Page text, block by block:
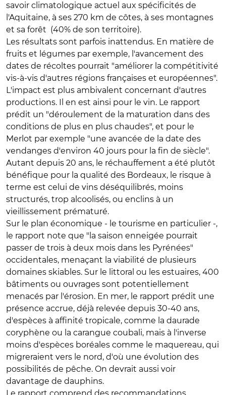
savoir climatologique actuel aux spécificités de
l'Aquitaine, à ses 270 km de côtes, à ses montagnes
et sa forêt (40% de son territoire).
Les résultats sont parfois inattendus. En matière de
fruits et légumes par exemple, l'avancement des
dates de récoltes pourrait "améliorer la compétitivité
vis-à-vis d'autres régions françaises et européennes".
L'impact est plus ambivalent concernant d'autres
productions. Il en est ainsi pour le vin. Le rapport
prédit un "déroulement de la maturation dans des
conditions de plus en plus chaudes", et pour le
Merlot par exemple "une avancée de la date des
vendanges d'environ 40 jours pour la fin de siècle".
Autant depuis 20 ans, le réchauffement a été plutôt
bénéfique pour la qualité des Bordeaux, le risque à
terme est celui de vins déséquilibrés, moins
structurés, trop alcoolisés, ou enclins à un
vieillissement prématuré.
Sur le plan économique - le tourisme en particulier -,
le rapport note que "la saison enneigée pourrait
passer de trois à deux mois dans les Pyrénées"
occidentales, menaçant la viabilité de plusieurs
domaines skiables. Sur le littoral ou les estuaires, 400
bâtiments ou ouvrages sont potentiellement
menacés par l'érosion. En mer, le rapport prédit une
présence accrue, déjà relevée depuis 30-40 ans,
d'espèces à affinité tropicale, comme la daurade
coryphène ou la carangue coubali, mais à l'inverse
moins d'espèces boréales comme le maquereau, qui
migreraient vers le nord, d'où une évolution des
possibilités de pêche. On devrait aussi voir
davantage de dauphins.